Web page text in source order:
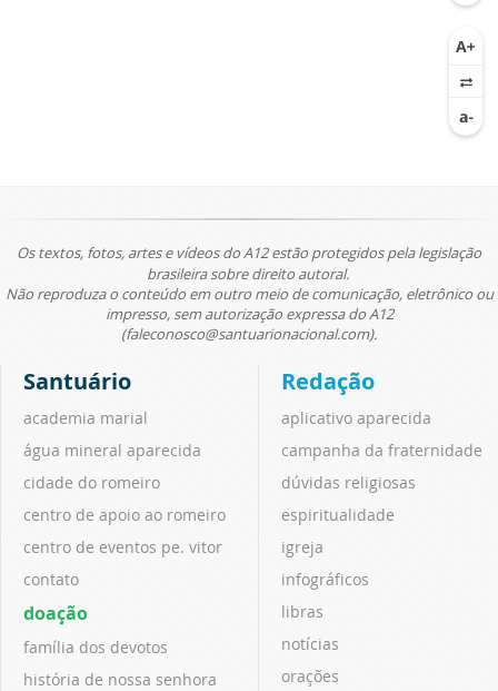
Os textos, fotos, artes e vídeos do A12 estão protegidos pela legislação
brasileira sobre direito autoral.
Não reproduza o conteúdo em outro meio de comunicação, eletrônico ou
impresso, sem autorização expressa do A12
(faleconosco@santuarionacional.com).
Santuário
academia marial
água mineral aparecida
cidade do romeiro
centro de apoio ao romeiro
centro de eventos pe. vitor
contato
doação
família dos devotos
história de nossa senhora
Redação
aplicativo aparecida
campanha da fraternidade
dúvidas religiosas
espiritualidade
igreja
infográficos
libras
notícias
orações